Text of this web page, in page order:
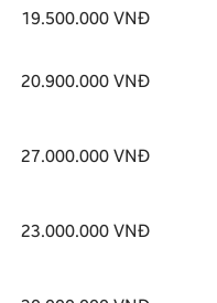
19.500.000 VNĐ
20.900.000 VNĐ
27.000.000 VNĐ
23.000.000 VNĐ